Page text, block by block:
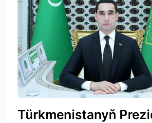
Türkmenistanyň